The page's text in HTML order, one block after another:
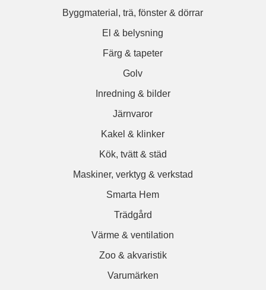
Byggmaterial, trä, fönster & dörrar
El & belysning
Färg & tapeter
Golv
Inredning & bilder
Järnvaror
Kakel & klinker
Kök, tvätt & städ
Maskiner, verktyg & verkstad
Smarta Hem
Trädgård
Värme & ventilation
Zoo & akvaristik
Varumärken